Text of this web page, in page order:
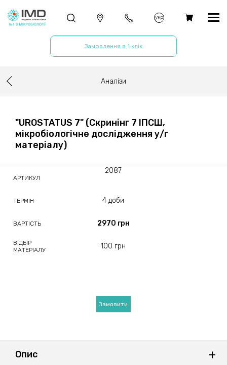
укр
Замовлення в 1 клік
Аналізи
"UROSTATUS 7" (Скринінг 7 ІПСШ,
мікробіологічне дослідження у/г
матеріалу)
АРТИКУЛ
ТЕРМІН
ВАРТІСТЬ
ВІДБІР
МАТЕРІАЛУ
2087
4 доби
2970 грн
100 грн
Замовити
Опис